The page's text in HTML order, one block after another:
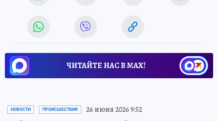
ЧИТАЙТЕ НАС В МАХ!
НОВОСТИ ПРОИСШЕСТВИЯ 26 июня 2026 9:52